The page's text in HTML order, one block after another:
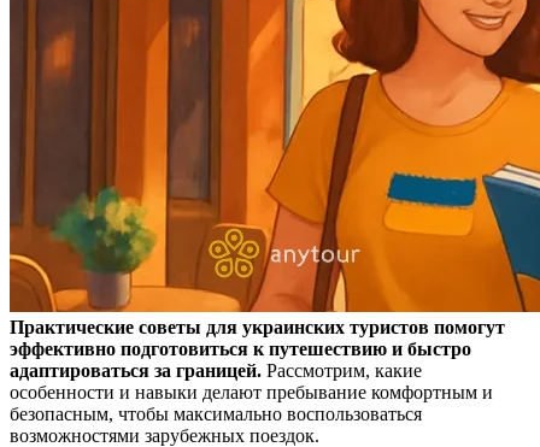
Практические советы для украинских туристов помогут
эффективно подготовиться к путешествию и быстро
адаптироваться за границей. Рассмотрим, какие
особенности и навыки делают пребывание комфортным и
безопасным, чтобы максимально воспользоваться
возможностями зарубежных поездок.